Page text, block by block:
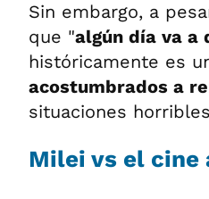
Sin embargo, a
que "algún día va a
históricamente es
acostumbrados a
situaciones
Milei vs el cine